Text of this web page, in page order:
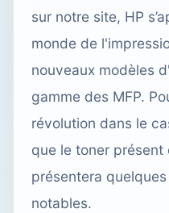
sur notre site, HP
monde de
nouveaux modèles
gamme des MFP.
révolution dans le
que le toner
présentera
notables.